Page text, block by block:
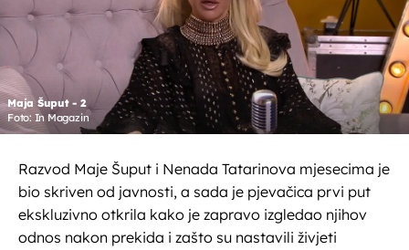
Maja Šuput - 2
Foto: In Magazin
Razvod Maje Šuput i Nenada Tatarinova mjesecima je
bio skriven od javnosti, a sada je pjevačica prvi put
ekskluzivno otkrila kako je zapravo izgledao njihov
odnos nakon prekida i zašto su nastavili živjeti